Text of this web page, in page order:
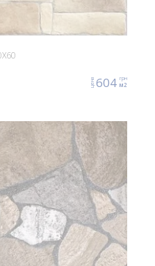
цена 604 грн
м2